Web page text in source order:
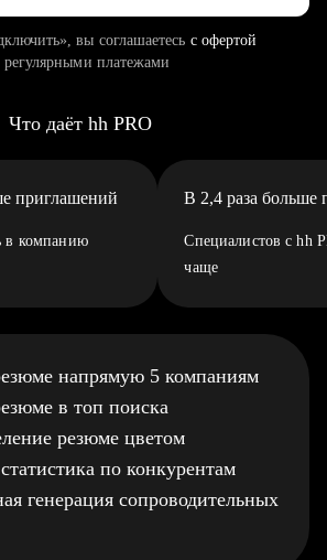
вы соглашаетесь с офертой
регулярными платежами
Что даёт hh PRO
приглашений
в компанию
В 2,4 раза больше
Специалистов с hh
чаще
напрямую 5 компаниям
в топ поиска
резюме цветом
по конкурентам
генерация сопроводительных